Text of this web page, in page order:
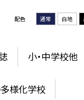
配色 通常 白地
小・中学校他
様化学校